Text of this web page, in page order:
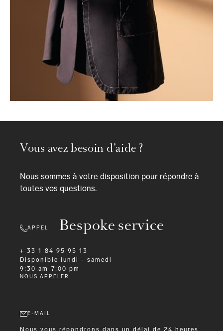
Bespoke service
Vous avez besoin d’aide ?
Nous sommes à votre disposition pour répondre à
toutes vos questions.
APPEL
+ 33 1 84 95 95 13
Disponible
lundi - samedi
9:30 am-7:00 pm
NOUS APPELER
E-MAIL
Nous vous répondrons dans un délai de 24 heures